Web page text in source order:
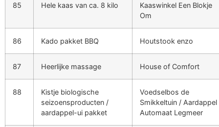
85 Hele kaas van ca. 8 kilo
Kaaswinkel Een Blokje
Om
86 Kado pakket BBQ Houtstook enzo
87 Heerlijke massage House of Comfort
88
Kistje biologische
seizoensproducten /
aardappel-ui pakket
Voedselbos de
Smikkeltuin / Aardappel
Automaat Legmeer